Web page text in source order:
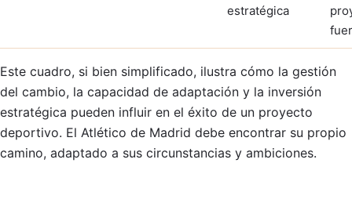
estratégica
Este cuadro, si bien simplificado, ilustra cómo la gestión
del cambio, la capacidad de adaptación y la inversión
estratégica pueden influir en el éxito de un proyecto
deportivo. El Atlético de Madrid debe encontrar su propio
camino, adaptado a sus circunstancias y ambiciones.